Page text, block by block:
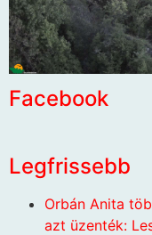
Facebook
Legfrissebb
Orbán Anita
azt üzenték: